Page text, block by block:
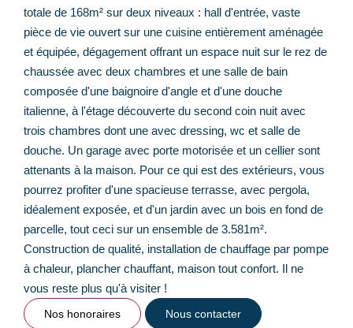
totale de 168m² sur deux niveaux : hall d'entrée, vaste
pièce de vie ouvert sur une cuisine entièrement aménagée
et équipée, dégagement offrant un espace nuit sur le rez de
chaussée avec deux chambres et une salle de bain
composée d'une baignoire d'angle et d'une douche
italienne, à l'étage découverte du second coin nuit avec
trois chambres dont une avec dressing, wc et salle de
douche. Un garage avec porte motorisée et un cellier sont
attenants à la maison. Pour ce qui est des extérieurs, vous
pourrez profiter d'une spacieuse terrasse, avec pergola,
idéalement exposée, et d'un jardin avec un bois en fond de
parcelle, tout ceci sur un ensemble de 3.581m².
Construction de qualité, installation de chauffage par pompe
à chaleur, plancher chauffant, maison tout confort. Il ne
vous reste plus qu'à visiter !
Nos honoraires Nous contacter